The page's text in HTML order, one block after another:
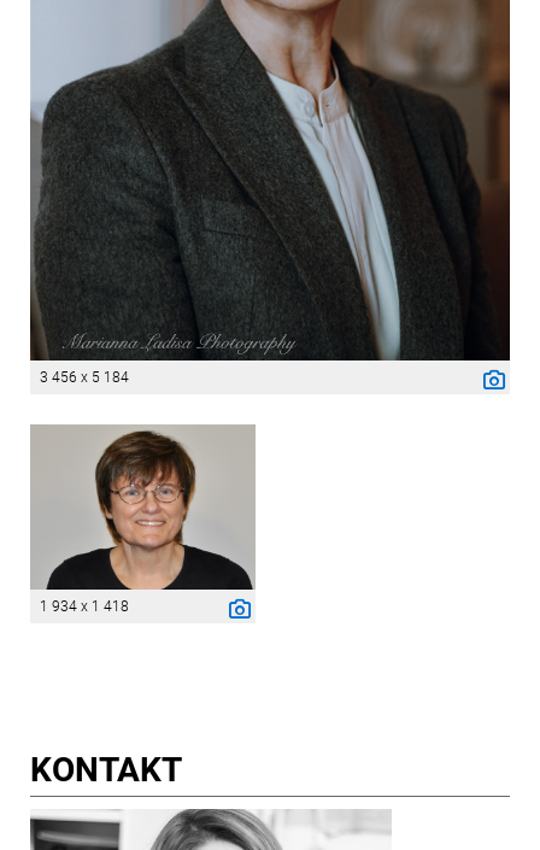
3 456 x 5 184
1 934 x 1 418
KONTAKT